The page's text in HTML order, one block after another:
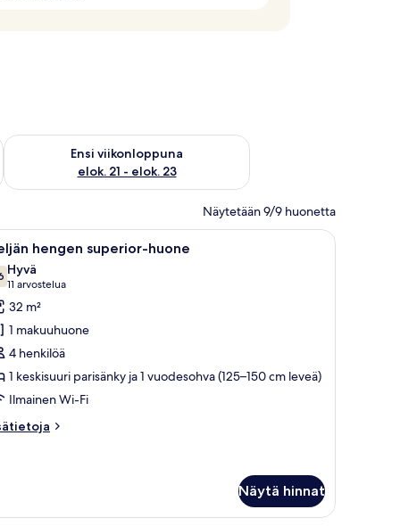
14 - elok. 16
Ensi viikonloppuna
elok. 21 - elok. 23
Tarkista ensi viikonlopun saatavuus elok. 21 - elok. 23
Näytetään 9/9 huonetta
vaatekaappi, kirjoituspöytä, jossa on vedenkeitin, ja seinälle asennettu
Makuuhuone, jossa on sänky, valkoinen
9 hengen superior-huone
kautta 10
Hyvä
11 arvostelua
(11
arvostelua)
32 m²
1 makuuhuone
4 henkilöä
1 keskisuuri parisänky ja 1 vuodesohva (125–150 cm leveä)
Ilmainen Wi-Fi
Näytä hinnat